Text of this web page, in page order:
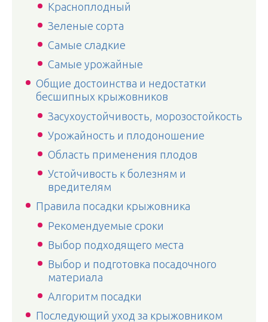
Красноплодный
Зеленые сорта
Самые сладкие
Самые урожайные
Общие достоинства и недостатки
бесшипных крыжовников
Засухоустойчивость, морозостойкость
Урожайность и плодоношение
Область применения плодов
Устойчивость к болезням и
вредителям
Правила посадки крыжовника
Рекомендуемые сроки
Выбор подходящего места
Выбор и подготовка посадочного
материала
Алгоритм посадки
Последующий уход за крыжовником